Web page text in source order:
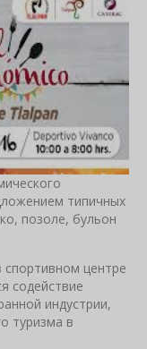
типичных
позоле, бульон
центре
содействие
индустрии,
туризма в